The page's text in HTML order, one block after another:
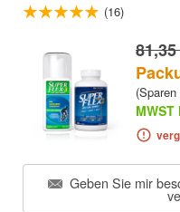
(16)
Geben Sie mir